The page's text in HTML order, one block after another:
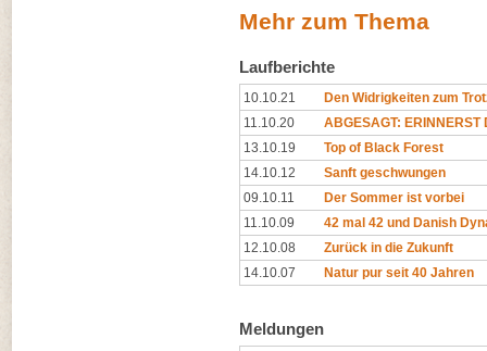
Mehr zum Thema
Laufberichte
10.10.21
Den Widrigkeiten zum
11.10.20
ABGESAGT: ERINNERST
13.10.19
Top of Black Forest
14.10.12
Sanft geschwungen
09.10.11
Der Sommer ist vorbei
11.10.09
42 mal 42 und Danish
12.10.08
Zurück in die Zukunft
14.10.07
Natur pur seit 40 Jahren
Meldungen